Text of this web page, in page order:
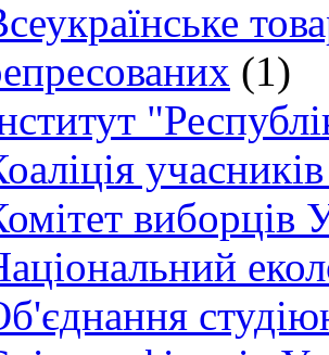
(1)
виборців